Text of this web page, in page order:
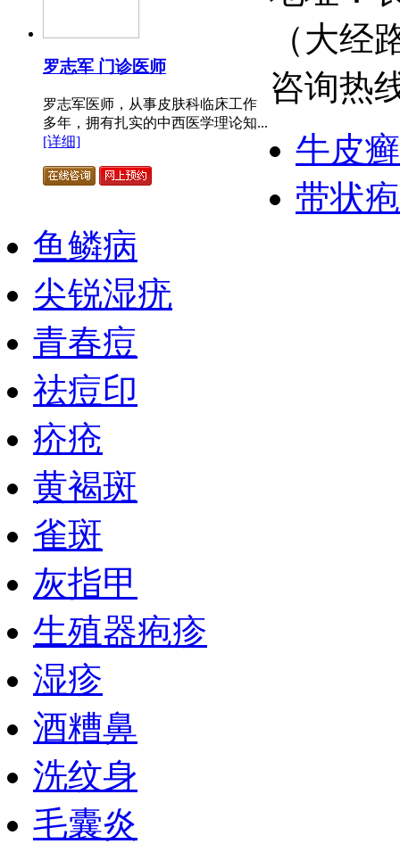
罗志军 门诊医师
罗志军医师，从事皮肤科临床工作
多年，拥有扎实的中西医学理论知...
[详细]
（大经
咨询热
牛皮癣
带状
鱼鳞病
尖锐湿疣
青春痘
祛痘印
疥疮
黄褐斑
雀斑
灰指甲
生殖器疱疹
湿疹
酒糟鼻
洗纹身
毛囊炎